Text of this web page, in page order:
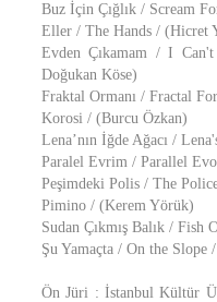
Buz İçin Çığlık / Scream
Eller / The Hands / (Hicret
Evden Çıkamam / I
Doğukan Köse)
Fraktal Ormanı / Fractal
Korosi / (Burcu Özkan)
Lena’nın İğde Ağacı /
Paralel Evrim / Parallel
Peşimdeki Polis / The
Pimino / (Kerem Yörük)
Sudan Çıkmış Balık /
Şu Yamaçta / On the Slope
Ön Jüri : İstanbul Kültür